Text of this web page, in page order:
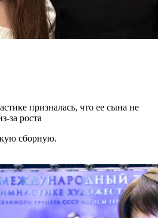
призналась, что ее сына не
за роста
сборную.